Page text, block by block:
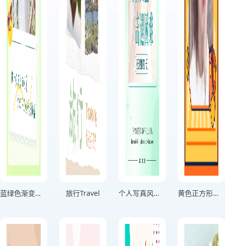
蓝绿色渐变分享生活记录海报 旅行Travel 个人写真风格用微笑击退困难绿色竖版海报 黄色正方形头像个人头像海报